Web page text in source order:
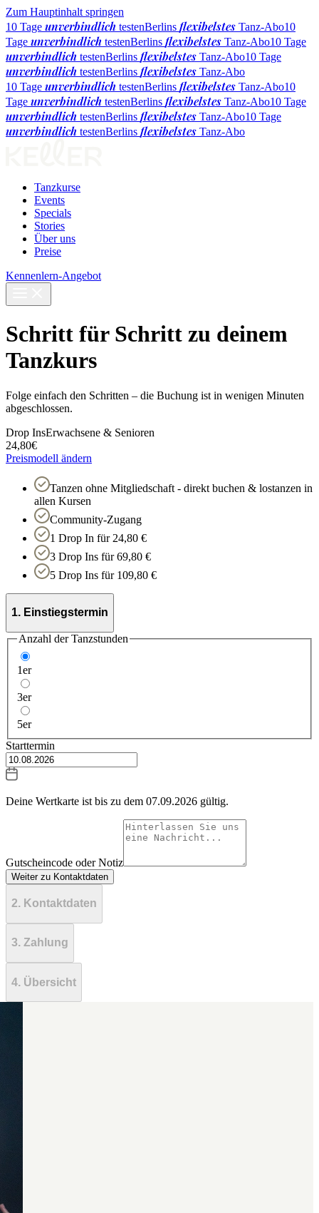
Zum Hauptinhalt springen
10 Tage unverbindlich testenBerlins flexibelstes Tanz-Abo10
Tage unverbindlich testenBerlins flexibelstes Tanz-Abo10 Tage
unverbindlich testenBerlins flexibelstes Tanz-Abo10 Tage
unverbindlich testenBerlins flexibelstes Tanz-Abo
10 Tage unverbindlich testenBerlins flexibelstes Tanz-Abo10
Tage unverbindlich testenBerlins flexibelstes Tanz-Abo10 Tage
unverbindlich testenBerlins flexibelstes Tanz-Abo10 Tage
unverbindlich testenBerlins flexibelstes Tanz-Abo
Tanzkurse
Events
Specials
Stories
Über uns
Preise
Kennenlern-Angebot
Schritt für Schritt zu deinem
Tanzkurs
Folge einfach den Schritten – die Buchung ist in wenigen Minuten
abgeschlossen.
Drop InsErwachsene & Senioren
24,80€
Preismodell ändern
Tanzen ohne Mitgliedschaft - direkt buchen & lostanzen in
allen Kursen
Community-Zugang
1 Drop In für 24,80 €
3 Drop Ins für 69,80 €
5 Drop Ins für 109,80 €
1. Einstiegstermin
Anzahl der Tanzstunden
1er
3er
5er
Starttermin
Deine Wertkarte ist bis zu dem 07.09.2026 gültig.
Gutscheincode oder Notiz
Weiter zu Kontaktdaten
2. Kontaktdaten
3. Zahlung
4. Übersicht